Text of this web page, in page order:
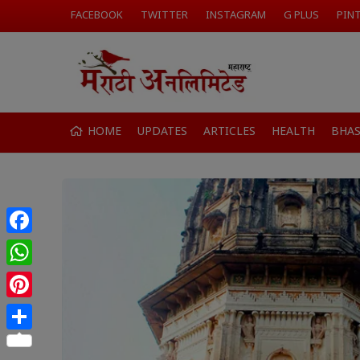
FACEBOOK TWITTER INSTAGRAM G PLUS
HOME UPDATES ARTICLES HEALTH
Facebook
WhatsApp
Pinterest
Share